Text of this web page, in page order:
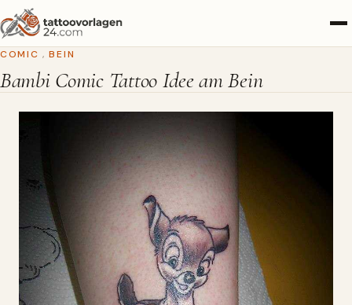
COMIC , BEIN
Bambi Comic Tattoo Idee am Bein